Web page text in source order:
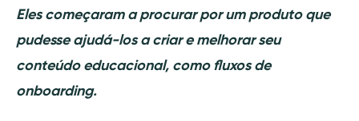
Eles começaram a procurar por um produto que
pudesse ajudá-los a criar e melhorar seu
conteúdo educacional, como fluxos de
onboarding.